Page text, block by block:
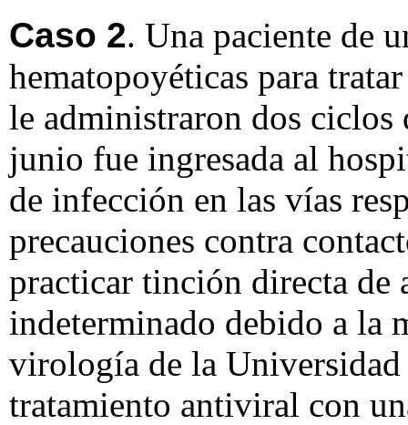
Caso 2. Una paciente de
hematopoyéticas para
le administraron dos
junio fue ingresada al
de infección en las vías
precauciones contra
practicar tinción directa
indeterminado debido a la
virología de la
tratamiento antiviral con